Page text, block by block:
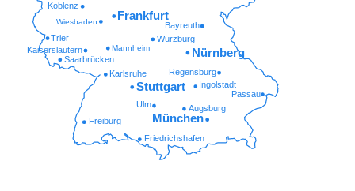
Friedrichshafen
Freiburg
Augsburg
Ulm
Passau
Ingolstadt
Regensburg
Karlsruhe
Saarbrücken
Kaiserslautern Mannheim
Würzburg
Trier
Wiesbaden Bayreuth
Koblenz
München
Stuttgart
Nürnberg
Frankfurt